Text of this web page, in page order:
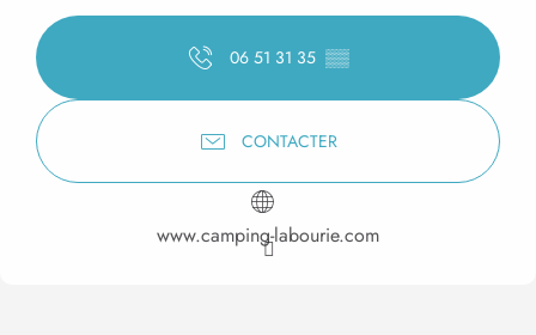
06 51 31 35 ▒▒
CONTACTER
www.camping-labourie.com